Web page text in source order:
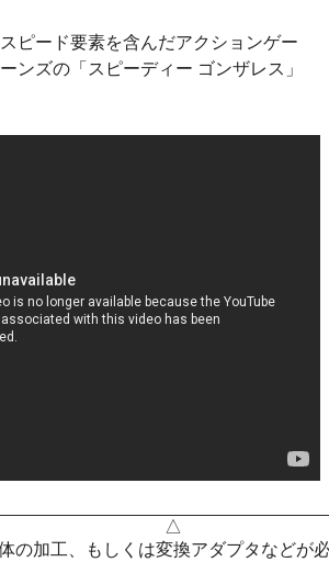
ピード要素を含んだアクションゲー
ンズの「スピーディー ゴンザレス」
△
の加工、もしくは変換アダプタなどが